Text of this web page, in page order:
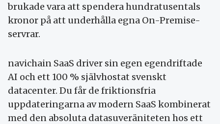
brukade vara att spendera hundratusentals
kronor på att underhålla egna On-Premise-
servrar.
navichain SaaS driver sin egen egendriftade
AI och ett 100 % självhostat svenskt
datacenter. Du får de friktionsfria
uppdateringarna av modern SaaS kombinerat
med den absoluta datasuveräniteten hos ett